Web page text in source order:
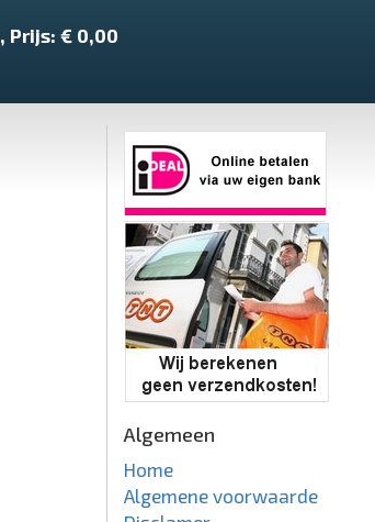
, Prijs: € 0,00
Algemeen
Home
Algemene voorwaarde